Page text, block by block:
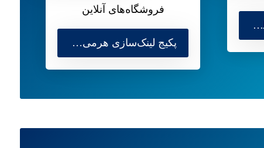
سرویس حرفه‌ای بک لینک سئو + ۳۰٬۰۰۰ لینک تقویتی
پکیج لینک‌سازی هرمی پیشرفته با ساختار چندلایه و ایمن